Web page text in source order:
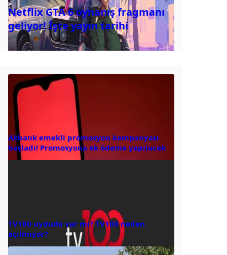
Netflix GTA 6 oynanış fragmanı
geliyor! İşte yayın tarihi
Akbank emekli promosyon kampanyası
başladı! Promosyona ek ödeme yapılacak
TV100 uyduda var mı? TV100 neden
açılmıyor?